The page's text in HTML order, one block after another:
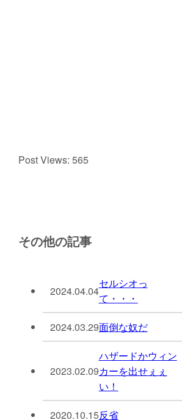
Post Views: 565
その他の記事
2024.04.04
セルシオっ
て・・・
2024.03.29面倒な奴だ
2023.02.09
ハザードかウィン
カーを出せぇぇ
い！
2020.10.15反省